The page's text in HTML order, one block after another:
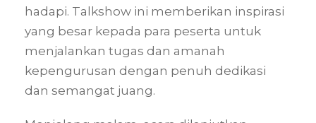
hadapi. Talkshow ini memberikan inspirasi
yang besar kepada para peserta untuk
menjalankan tugas dan amanah
kepengurusan dengan penuh dedikasi
dan semangat juang.